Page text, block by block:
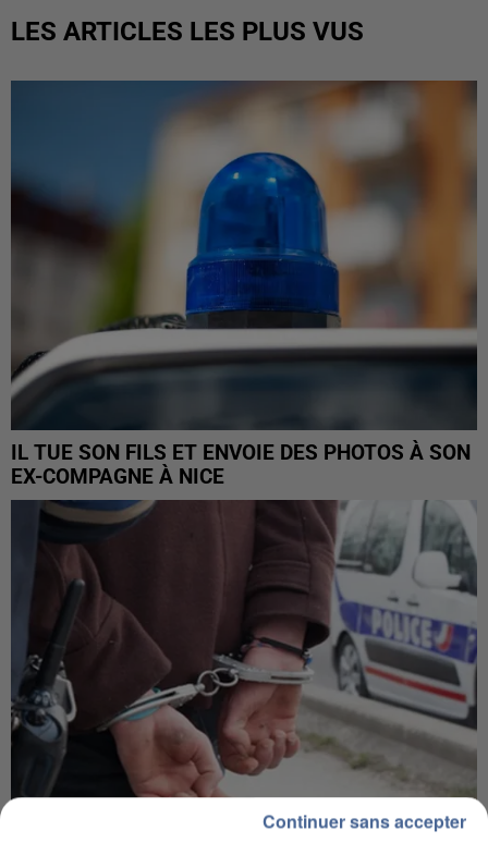
LES ARTICLES LES PLUS VUS
IL TUE SON FILS ET ENVOIE DES PHOTOS À SON
EX-COMPAGNE À NICE
Continuer sans accepter